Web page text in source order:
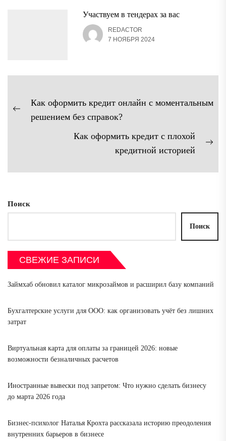
Участвуем в тендерах за вас
REDACTOR
7 НОЯБРЯ 2024
Навигация
поПредыдущая
Как оформить кредит онлайн с моментальным
решением без справок?
Как оформить кредит с плохой
кредитной историей
Поиск
Поиск
СВЕЖИЕ ЗАПИСИ
Займхаб обновил каталог микрозаймов и расширил базу компаний
Бухгалтерские услуги для ООО: как организовать учёт без лишних
затрат
Виртуальная карта для оплаты за границей 2026: новые
возможности безналичных расчетов
Иностранные вывески под запретом: Что нужно сделать бизнесу
до марта 2026 года
Бизнес-психолог Наталья Крохта рассказала историю преодоления
внутренних барьеров в бизнесе